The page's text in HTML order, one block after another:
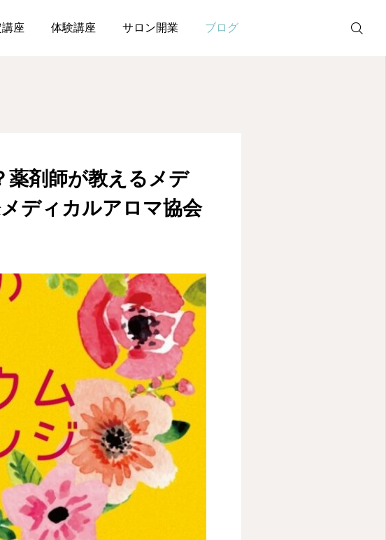
座 体験講座 サロン開業 ブログ
ディカルアロマ資格取得スクール IMA国際メディカルアロマ協会
剤師が教えるメデ
ディカルアロマ協会